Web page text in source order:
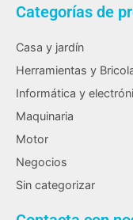
Categorías de
Casa y jardín
Herramientas y
Informática y
Maquinaria
Motor
Negocios
Sin categorizar